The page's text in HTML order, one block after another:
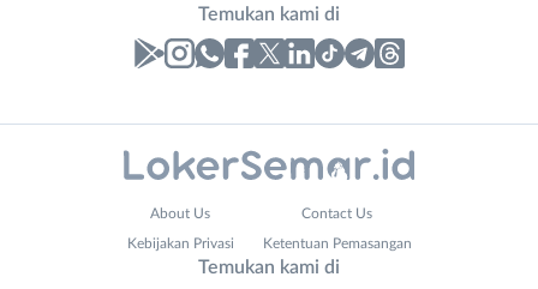
Temukan kami di
About Us Contact Us
Kebijakan Privasi Ketentuan Pemasangan
Temukan kami di